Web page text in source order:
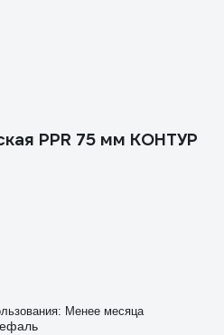
PPR 75 мм КОНТУР
Менее месяца